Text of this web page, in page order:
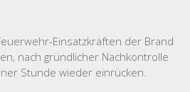
Einsatzkräften der Brand
nach gründlicher Nachkontrolle
Stunde wieder einrücken.